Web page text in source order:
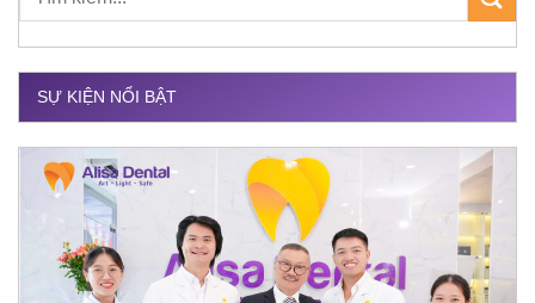
SỰ KIỆN NỔI BẬT